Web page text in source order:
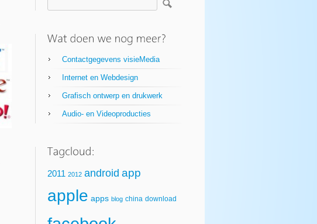
Contactgegevens visieMedia
Internet en Webdesign
Grafisch ontwerp en drukwerk
Audio- en Videoproducties
2011 2012 android app
apple apps blog china download